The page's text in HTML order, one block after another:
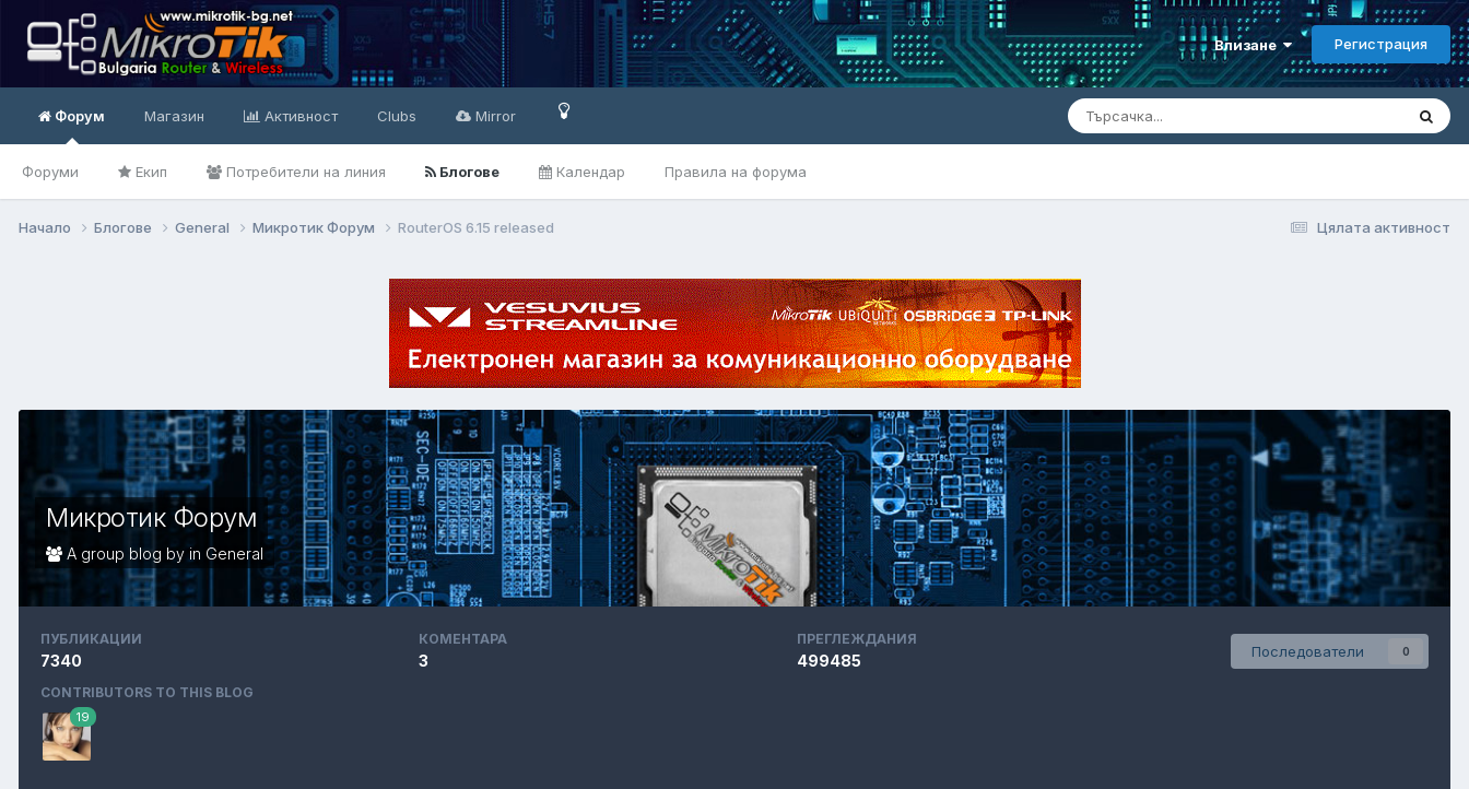
Влизане Регистрация
Форум
Форуми Екип Потребители на линия Блогове Календар Правила на форума
Магазин Активност Clubs Mirror
Цялата активност
Начало Блогове General Микротик Форум RouterOS 6.15 released
Микротик Форум
A group blog by in General
Последователи 0
ПУБЛИКАЦИИ
7340
КОМЕНТАРА
3
ПРЕГЛЕЖДАНИЯ
499485
CONTRIBUTORS TO THIS BLOG
19